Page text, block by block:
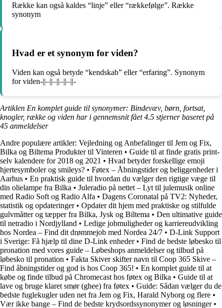
Række kan også kaldes “linje” eller “rækkefølge”. Række
synonym
Hvad er et synonym for viden?
Viden kan også betyde “kendskab” eller “erfaring”. Synonym
for viden-||–||–||–||–||-
Artiklen En komplet guide til synonymer: Bindevæv, børn, fortsat,
knogler, række og viden har i gennemsnit fået4.5 stjerner baseret på
45 anmeldelser
Andre populære artikler: Vejledning og Anbefalinger til Jem og Fix,
Bilka og Biltema Produkter til Vinteren • Guide til at finde gratis print-
selv kalendere for 2018 og 2021 • Hvad betyder forskellige emoji
hjertesymboler og smileys? • Føtex – Åbningstider og beliggenheder i
Aarhus • En praktisk guide til hvordan du vælger den rigtige væge til
din olielampe fra Bilka • Juleradio på nettet – Lyt til julemusik online
med Radio Soft og Radio Alfa • Dagens Coronatal på TV2: Nyheder,
statistik og opdateringer• Opdater dit hjem med praktiske og stilfulde
gulvmåtter og tæpper fra Bilka, Jysk og Biltema • Den ultimative guide
til netradio i Nordjylland • Ledige jobmuligheder og karriereudvikling
hos Nordea – Find dit drømmejob med Nordea 24/7 • D-Link Support
i Sverige: Få hjælp til dine D-Link enheder• Find de bedste løbesko til
pronation med vores guide – Løbeshops anmeldelser og tilbud på
løbesko til pronation • Fakta Skiver skifter navn til Coop 365 Skive –
Find åbningstider og god is hos Coop 365! • En komplet guide til at
købe og finde tilbud på Chromecast hos føtex og Bilka • Guide til at
lave og bruge klaret smør (ghee) fra føtex • Guide: Sådan vælger du de
bedste fuglekugler uden net fra Jem og Fix, Harald Nyborg og flere •
Vær ikke bange – Find de bedste krydsordssynonymer og løsninger•